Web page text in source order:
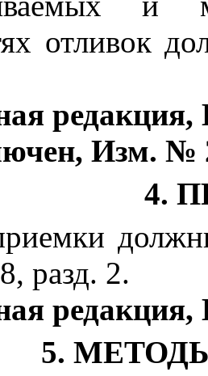
отливок
Изм. №
4.
разд. 2.
5.